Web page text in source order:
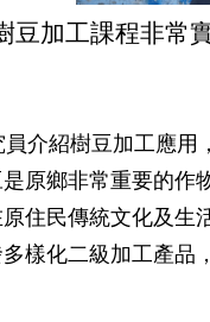
豆加工課程非常
介紹樹豆加工應用
原鄉非常重要的作
住民傳統文化及生
樣化二級加工產品